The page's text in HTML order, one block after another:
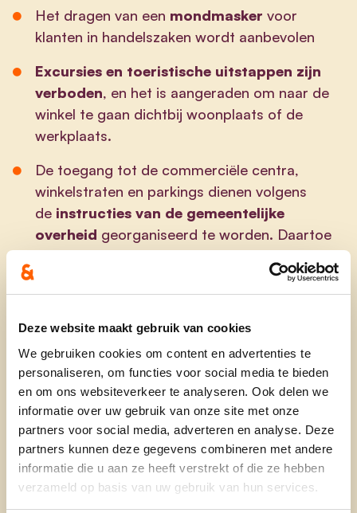
Deze website maakt gebruik van cookies
We gebruiken cookies om content en advertenties te
personaliseren, om functies voor social media te bieden
en om ons websiteverkeer te analyseren. Ook delen we
informatie over uw gebruik van onze site met onze
partners voor social media, adverteren en analyse. Deze
partners kunnen deze gegevens combineren met andere
informatie die u aan ze heeft verstrekt of die ze hebben
verzameld op basis van uw gebruik van hun services.
Het dragen van een mondmasker voor
klanten in handelszaken wordt aanbevolen
Excursies en toeristische uitstappen zijn
verboden, en het is aangeraden om naar de
winkel te gaan dichtbij woonplaats of de
werkplaats.
De toegang tot de commerciële centra,
winkelstraten en parkings dienen volgens
de instructies van de gemeentelijke
overheid georganiseerd te worden. Daartoe
wordt ook een omzendbrief uitgegeven door
de minister van Binnenlandse Zaken met best
practices. Eerder werd al een gids gelanceerd
met beschermingsmaatregelen voor op het
om in de winkels een veilige werkomgeving
mogelijk te maken.
Vanaf maandag mogen
winkels opnieuw open. We